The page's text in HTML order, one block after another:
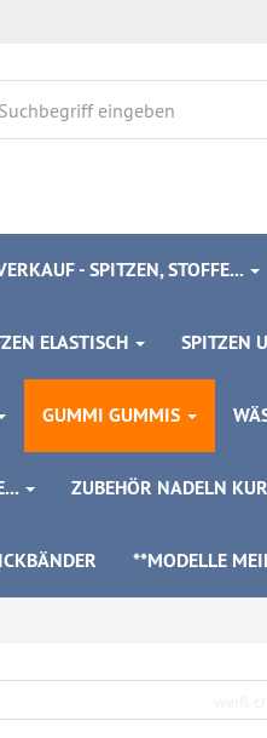
- SPITZEN, STOFFE...
ELASTISCH SPITZEN
GUMMI GUMMIS
ZUBEHÖR NADELN
**MODELLE